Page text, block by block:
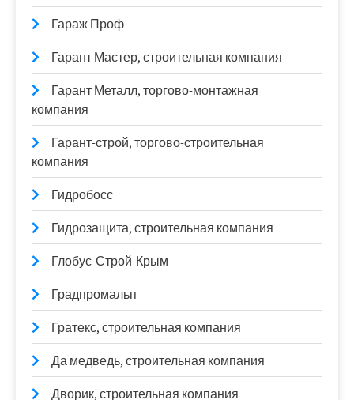
Гараж Проф
Гарант Мастер, строительная компания
Гарант Металл, торгово-монтажная
компания
Гарант-строй, торгово-строительная
компания
Гидробосс
Гидрозащита, строительная компания
Глобус-Строй-Крым
Градпромальп
Гратекс, строительная компания
Да медведь, строительная компания
Дворик, строительная компания